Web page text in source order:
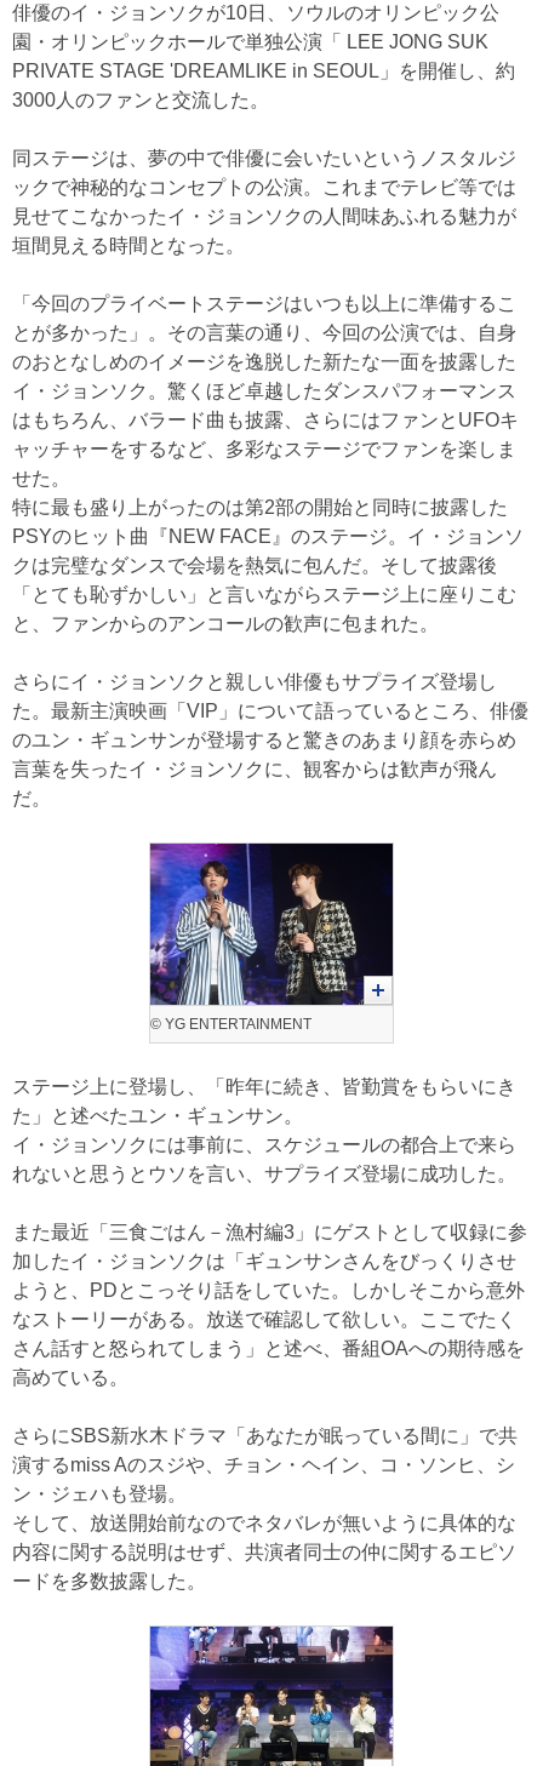
俳優のイ・ジョンソクが10日、ソウルのオリンピック公
園・オリンピックホールで単独公演「 LEE JONG SUK
PRIVATE STAGE 'DREAMLIKE in SEOUL」を開催し、約
3000人のファンと交流した。
同ステージは、夢の中で俳優に会いたいというノスタルジ
ックで神秘的なコンセプトの公演。これまでテレビ等では
見せてこなかったイ・ジョンソクの人間味あふれる魅力が
垣間見える時間となった。
「今回のプライベートステージはいつも以上に準備するこ
とが多かった」。その言葉の通り、今回の公演では、自身
のおとなしめのイメージを逸脱した新たな一面を披露した
イ・ジョンソク。驚くほど卓越したダンスパフォーマンス
はもちろん、バラード曲も披露、さらにはファンとUFOキ
ャッチャーをするなど、多彩なステージでファンを楽しま
せた。
特に最も盛り上がったのは第2部の開始と同時に披露した
PSYのヒット曲『NEW FACE』のステージ。イ・ジョンソ
クは完璧なダンスで会場を熱気に包んだ。そして披露後
「とても恥ずかしい」と言いながらステージ上に座りこむ
と、ファンからのアンコールの歓声に包まれた。
さらにイ・ジョンソクと親しい俳優もサプライズ登場し
た。最新主演映画「VIP」について語っているところ、俳優
のユン・ギュンサンが登場すると驚きのあまり顔を赤らめ
言葉を失ったイ・ジョンソクに、観客からは歓声が飛ん
だ。
© YG ENTERTAINMENT
ステージ上に登場し、「昨年に続き、皆勤賞をもらいにき
た」と述べたユン・ギュンサン。
イ・ジョンソクには事前に、スケジュールの都合上で来ら
れないと思うとウソを言い、サプライズ登場に成功した。
また最近「三食ごはん－漁村編3」にゲストとして収録に参
加したイ・ジョンソクは「ギュンサンさんをびっくりさせ
ようと、PDとこっそり話をしていた。しかしそこから意外
なストーリーがある。放送で確認して欲しい。ここでたく
さん話すと怒られてしまう」と述べ、番組OAへの期待感を
高めている。
さらにSBS新水木ドラマ「あなたが眠っている間に」で共
演するmiss Aのスジや、チョン・ヘイン、コ・ソンヒ、シ
ン・ジェハも登場。
そして、放送開始前なのでネタバレが無いように具体的な
内容に関する説明はせず、共演者同士の仲に関するエピソ
ードを多数披露した。